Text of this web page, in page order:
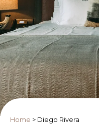
Home > Diego Rivera